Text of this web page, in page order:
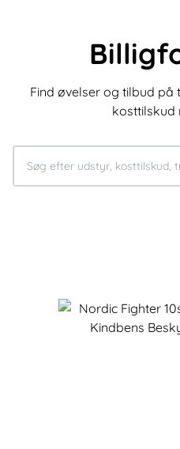
Find øvelser og tilbud
kosttilskud